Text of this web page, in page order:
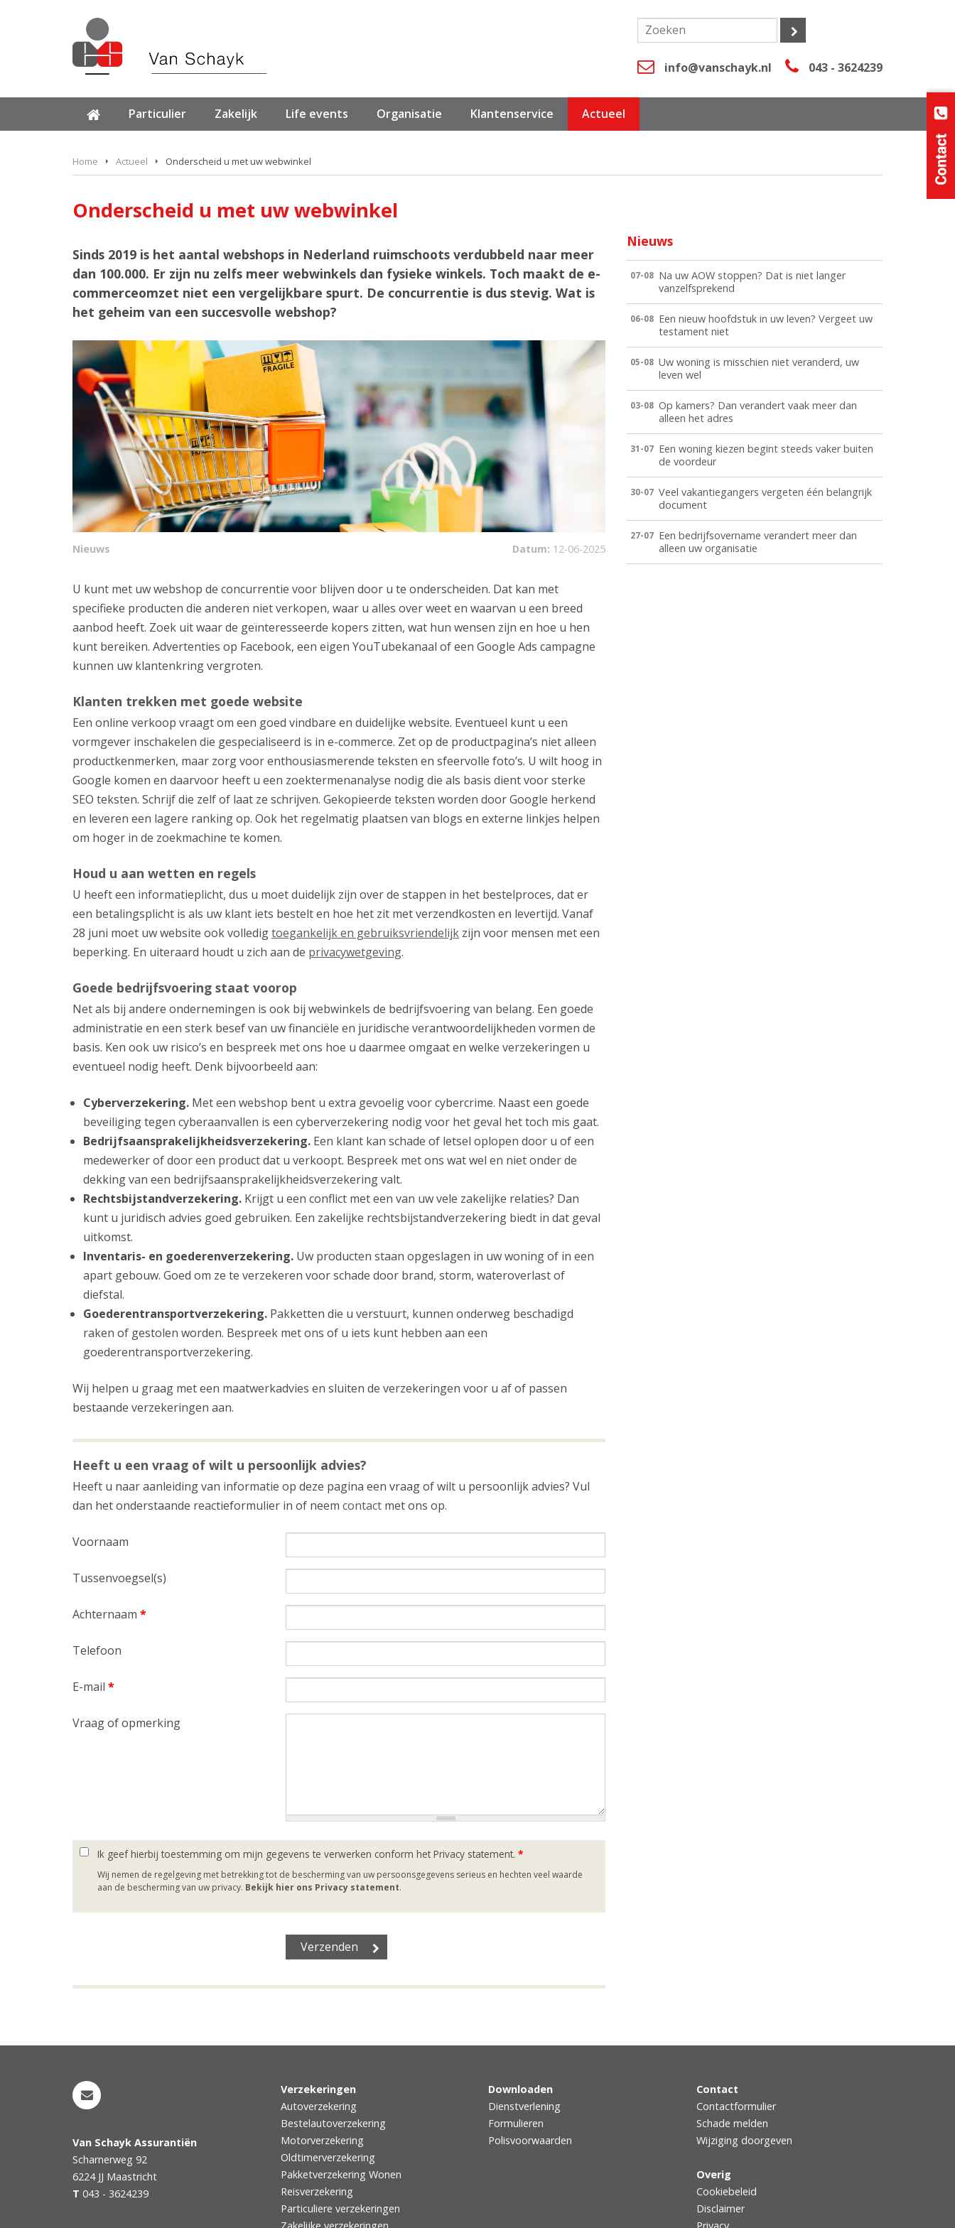
info@vanschayk.nl 043 - 3624239
Particulier Zakelijk Life events Organisatie Klantenservice Actueel
Home Actueel Onderscheid u met uw webwinkel
Onderscheid u met uw webwinkel
Sinds 2019 is het aantal webshops in Nederland ruimschoots verdubbeld naar meer
dan 100.000. Er zijn nu zelfs meer webwinkels dan fysieke winkels. Toch maakt de e-
commerceomzet niet een vergelijkbare spurt. De concurrentie is dus stevig. Wat is
het geheim van een succesvolle webshop?
Nieuws Datum: 12-06-2025
U kunt met uw webshop de concurrentie voor blijven door u te onderscheiden. Dat kan met
specifieke producten die anderen niet verkopen, waar u alles over weet en waarvan u een breed
aanbod heeft. Zoek uit waar de geïnteresseerde kopers zitten, wat hun wensen zijn en hoe u hen
kunt bereiken. Advertenties op Facebook, een eigen YouTubekanaal of een Google Ads campagne
kunnen uw klantenkring vergroten.
Klanten trekken met goede website
Een online verkoop vraagt om een goed vindbare en duidelijke website. Eventueel kunt u een
vormgever inschakelen die gespecialiseerd is in e-commerce. Zet op de productpagina’s niet alleen
productkenmerken, maar zorg voor enthousiasmerende teksten en sfeervolle foto’s. U wilt hoog in
Google komen en daarvoor heeft u een zoektermenanalyse nodig die als basis dient voor sterke
SEO teksten. Schrijf die zelf of laat ze schrijven. Gekopieerde teksten worden door Google herkend
en leveren een lagere ranking op. Ook het regelmatig plaatsen van blogs en externe linkjes helpen
om hoger in de zoekmachine te komen.
Houd u aan wetten en regels
U heeft een informatieplicht, dus u moet duidelijk zijn over de stappen in het bestelproces, dat er
een betalingsplicht is als uw klant iets bestelt en hoe het zit met verzendkosten en levertijd. Vanaf
28 juni moet uw website ook volledigtoegankelijk en gebruiksvriendelijk zijn voor mensen met een
beperking. En uiteraard houdt u zich aan de privacywetgeving.
Goede bedrijfsvoering staat voorop
Net als bij andere ondernemingen is ook bij webwinkels de bedrijfsvoering van belang. Een goede
administratie en een sterk besef van uw financiële en juridische verantwoordelijkheden vormen de
basis. Ken ook uw risico’s en bespreek met ons hoe u daarmee omgaat en welke verzekeringen u
eventueel nodig heeft. Denk bijvoorbeeld aan:
Cyberverzekering. Met een webshop bent u extra gevoelig voor cybercrime. Naast een goede
beveiliging tegen cyberaanvallen is een cyberverzekering nodig voor het geval het toch mis gaat.
Bedrijfsaansprakelijkheidsverzekering. Een klant kan schade of letsel oplopen door u of een
medewerker of door een product dat u verkoopt. Bespreek met ons wat wel en niet onder de
dekking van een bedrijfsaansprakelijkheidsverzekering valt.
Rechtsbijstandverzekering. Krijgt u een conflict met een van uw vele zakelijke relaties? Dan
kunt u juridisch advies goed gebruiken. Een zakelijke rechtsbijstandverzekering biedt in dat geval
uitkomst.
Inventaris- en goederenverzekering. Uw producten staan opgeslagen in uw woning of in een
apart gebouw. Goed om ze te verzekeren voor schade door brand, storm, wateroverlast of
diefstal.
Goederentransportverzekering. Pakketten die u verstuurt, kunnen onderweg beschadigd
raken of gestolen worden. Bespreek met ons of u iets kunt hebben aan een
goederentransportverzekering.
Wij helpen u graag met een maatwerkadvies en sluiten de verzekeringen voor u af of passen
bestaande verzekeringen aan.
Heeft u een vraag of wilt u persoonlijk advies?
Heeft u naar aanleiding van informatie op deze pagina een vraag of wilt u persoonlijk advies? Vul
dan het onderstaande reactieformulier in of neem contact met ons op.
Voornaam
Tussenvoegsel(s)
Achternaam *
Telefoon
E-mail *
Vraag of opmerking
Ik geef hierbij toestemming om mijn gegevens te verwerken conform het Privacy statement. *
Wij nemen de regelgeving met betrekking tot de bescherming van uw persoonsgegevens serieus en hechten veel waarde
aan de bescherming van uw privacy. Bekijk hier ons Privacy statement.
Nieuws
07-08 Na uw AOW stoppen? Dat is niet langer
vanzelfsprekend
06-08 Een nieuw hoofdstuk in uw leven? Vergeet uw
testament niet
05-08 Uw woning is misschien niet veranderd, uw
leven wel
03-08 Op kamers? Dan verandert vaak meer dan
alleen het adres
31-07 Een woning kiezen begint steeds vaker buiten
de voordeur
30-07 Veel vakantiegangers vergeten één belangrijk
document
27-07 Een bedrijfsovername verandert meer dan
alleen uw organisatie
Van Schayk Assurantiën
Scharnerweg 92
6224 JJ Maastricht
T 043 - 3624239
Verzekeringen
Autoverzekering
Bestelautoverzekering
Motorverzekering
Oldtimerverzekering
Pakketverzekering Wonen
Reisverzekering
Particuliere verzekeringen
Zakelijke verzekeringen
Downloaden
Dienstverlening
Formulieren
Polisvoorwaarden
Contact
Contactformulier
Schade melden
Wijziging doorgeven
Overig
Cookiebeleid
Disclaimer
Privacy